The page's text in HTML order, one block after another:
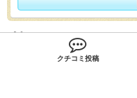
クチコミ投稿
会員登録